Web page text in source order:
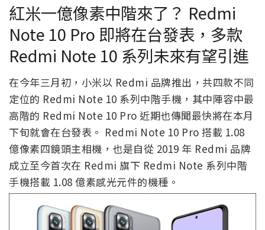
紅米一億像素中階來了？ Redmi
Note 10 Pro 即將在台發表，多款
Redmi Note 10 系列未來有望引進
在今年三月初，小米以 Redmi 品牌推出，共四款不同
定位的 Redmi Note 10 系列中階手機，其中陣容中最
高階的 Redmi Note 10 Pro 近期也傳聞最快將在本月
下旬就會在台發表。 Redmi Note 10 Pro 搭載 1.08
億像素四鏡頭主相機，也是自從 2019 年 Redmi 品牌
成立至今首次在 Redmi 旗下 Redmi Note 系列中階
手機搭載 1.08 億素感光元件的機種。